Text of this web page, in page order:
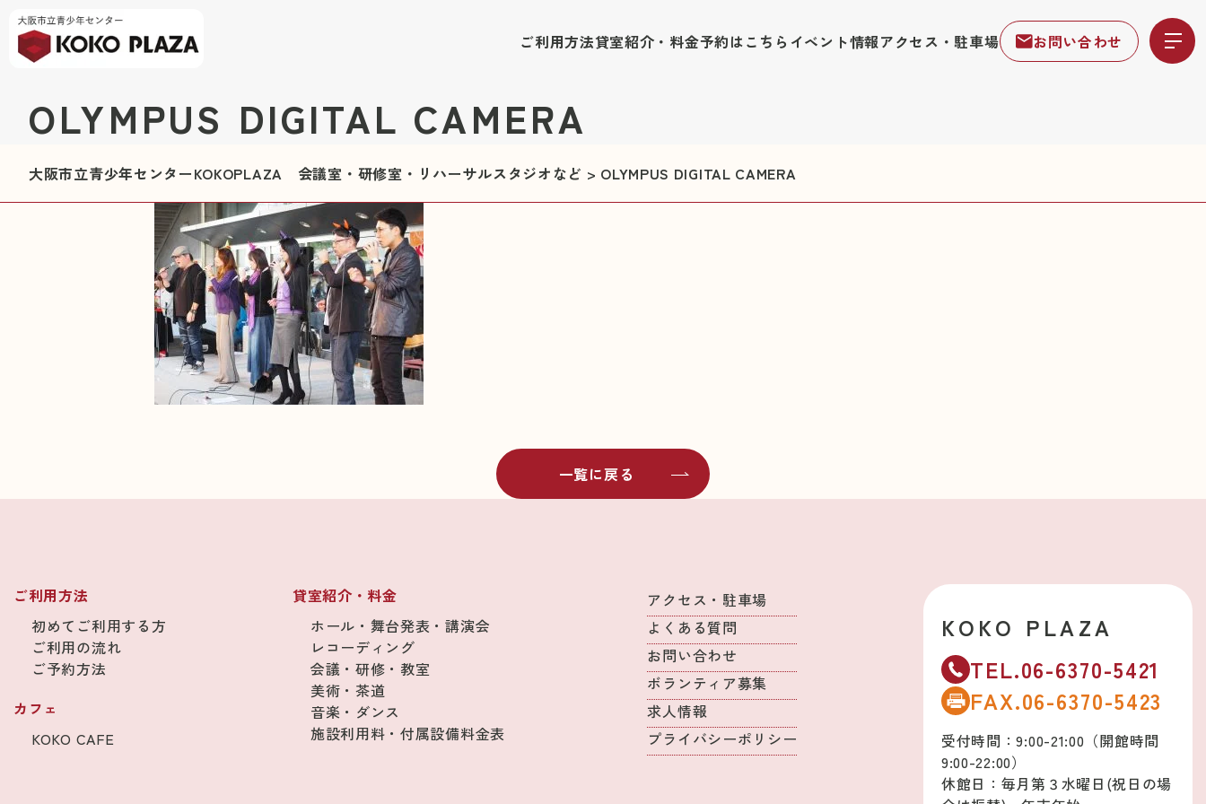
ご利用方法貸室紹介・料金予約はこちら イベント情報アクセス・駐車場 お問い合わせ
OLYMPUS DIGITAL CAMERA
大阪市立青少年センターKOKOPLAZA 会議室・研修室・リハーサルスタジオなど > OLYMPUS DIGITAL CAMERA
一覧に戻る
ご利用方法
初めてご利用する方
ご利用の流れ
ご予約方法
カフェ
KOKO CAFE
貸室紹介・料金
ホール・舞台発表・講演会
レコーディング
会議・研修・教室
美術・茶道
音楽・ダンス
施設利用料・付属設備料金表
アクセス・駐車場
よくある質問
お問い合わせ
ボランティア募集
求人情報
プライバシーポリシー
KOKO PLAZA
TEL.06-6370-5421
FAX.06-6370-5423
受付時間：9:00-21:00（開館時間
9:00-22:00）
休館日：毎月第３水曜日(祝日の場